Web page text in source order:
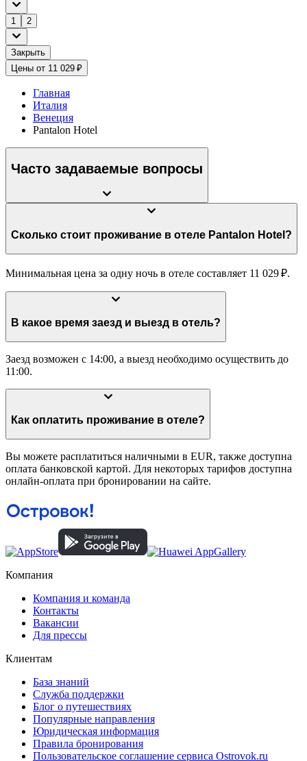
1 2
Закрыть
Цены от 11 029 ₽
Главная
Италия
Венеция
Pantalon Hotel
Часто задаваемые вопросы
Сколько стоит проживание в отеле Pantalon Hotel?
Минимальная цена за одну ночь в отеле составляет 11 029 ₽.
В какое время заезд и выезд в отель?
Заезд возможен с 14:00, а выезд необходимо осуществить до
11:00.
Как оплатить проживание в отеле?
Вы можете расплатиться наличными в EUR, также доступна
оплата банковской картой. Для некоторых тарифов доступна
онлайн-оплата при бронировании на сайте.
Компания
Компания и команда
Контакты
Вакансии
Для прессы
Клиентам
База знаний
Служба поддержки
Блог о путешествиях
Популярные направления
Юридическая информация
Правила бронирования
Пользовательское соглашение сервиса Ostrovok.ru